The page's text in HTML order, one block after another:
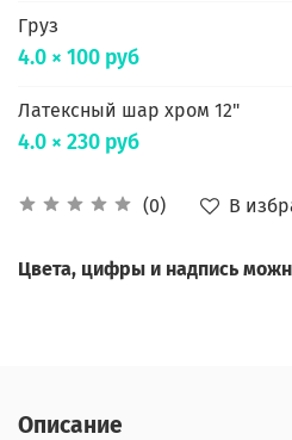
(0) В
Груз
4.0 × 100 руб
Латексный шар хром 12"
4.0 × 230 руб
Цвета, цифры и надпись
Описание